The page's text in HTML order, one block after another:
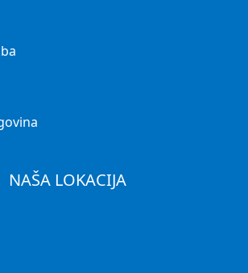
NAŠA LOKACIJA